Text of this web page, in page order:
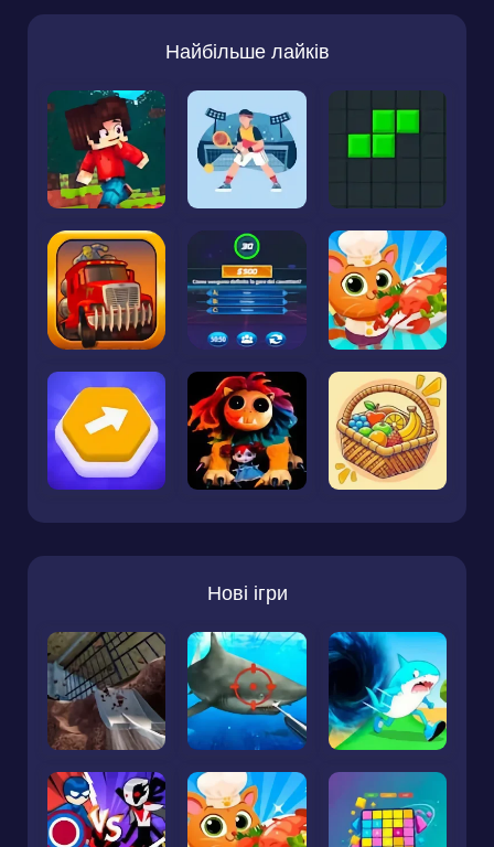
Найбільше лайків
Нові ігри